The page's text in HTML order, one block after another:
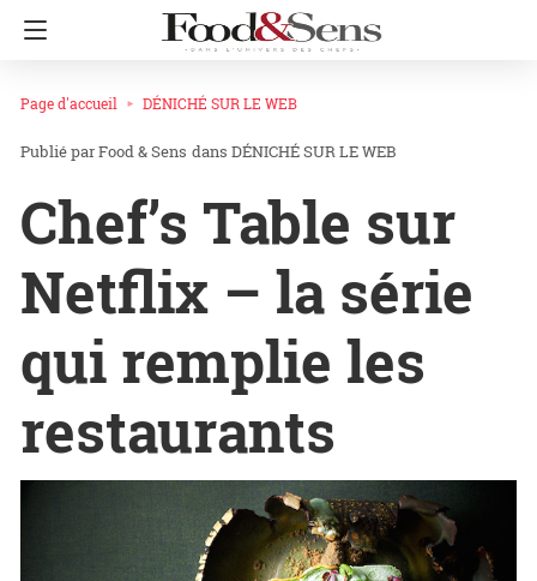
Page d'accueil DÉNICHÉ SUR LE WEB
Food & Sens dans DÉNICHÉ SUR LE WEB
Chef’s Table sur
Netflix – la série
qui remplie les
restaurants